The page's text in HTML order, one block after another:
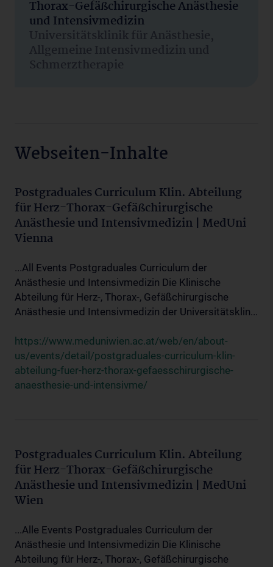
Thorax-Gefäßchirurgische Anästhesie
und Intensivmedizin
Universitätsklinik für Anästhesie,
Allgemeine Intensivmedizin und
Schmerztherapie
Webseiten-Inhalte
Postgraduales Curriculum Klin. Abteilung
für Herz-Thorax-Gefäßchirurgische
Anästhesie und Intensivmedizin | MedUni
Vienna
...All Events Postgraduales Curriculum der
Anästhesie und Intensivmedizin Die Klinische
Abteilung für Herz-, Thorax-, Gefäßchirurgische
Anästhesie und Intensivmedizin der Universitätsklin...
https://www.meduniwien.ac.at/web/en/about-
us/events/detail/postgraduales-curriculum-klin-
abteilung-fuer-herz-thorax-gefaesschirurgische-
anaesthesie-und-intensivme/
Postgraduales Curriculum Klin. Abteilung
für Herz-Thorax-Gefäßchirurgische
Anästhesie und Intensivmedizin | MedUni
Wien
...Alle Events Postgraduales Curriculum der
Anästhesie und Intensivmedizin Die Klinische
Abteilung für Herz-, Thorax-, Gefäßchirurgische